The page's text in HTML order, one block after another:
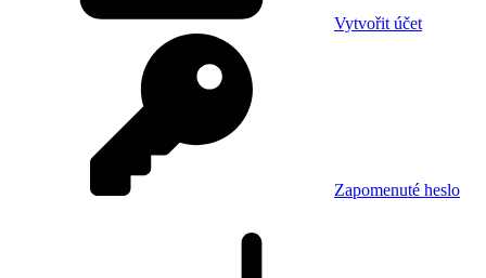
Vytvořit účet
Zapomenuté heslo